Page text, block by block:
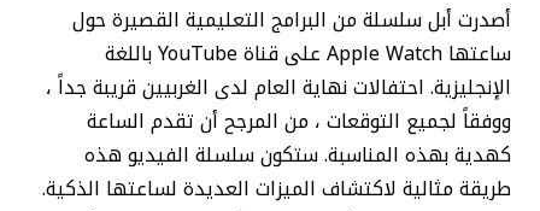
أصدرت أبل سلسلة من البرامج التعليمية القصيرة حول
ساعتها Apple Watch على قناة YouTube باللغة
الإنجليزية. احتفالات نهاية العام لدى الغربيين قريبة جداً ،
ووفقاً لجميع التوقعات ، من المرجح أن تقدم الساعة
كهدية بهذه المناسبة. ستكون سلسلة الفيديو هذه
طريقة مثالية لاكتشاف الميزات العديدة لساعتها الذكية.